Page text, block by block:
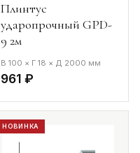
Плинтус
ударопрочный GPD-
9 2м
В 100 × Г 18 × Д 2000 мм
961 ₽
НОВИНКА